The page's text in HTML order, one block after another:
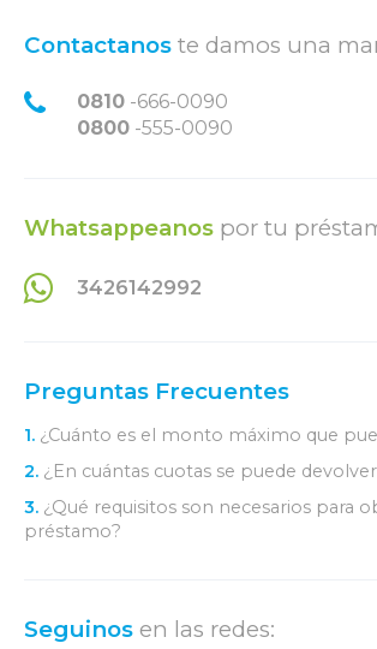
Contactanos te damos una
0810 -666-0090
0800 -555-0090
Whatsappeanos por tu
3426142992
Preguntas Frecuentes
1. ¿Cuánto es el monto máximo que
2. ¿En cuántas cuotas se puede
3. ¿Qué requisitos son necesarios para
préstamo?
Seguinos en las redes: